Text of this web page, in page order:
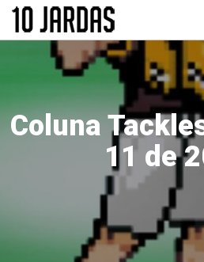
Pular
o
Coluna
11 de